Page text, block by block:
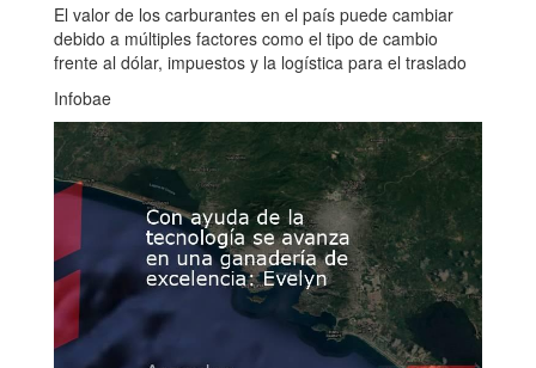
El valor de los carburantes en el país puede cambiar
debido a múltiples factores como el tipo de cambio
frente al dólar, impuestos y la logística para el traslado
Infobae